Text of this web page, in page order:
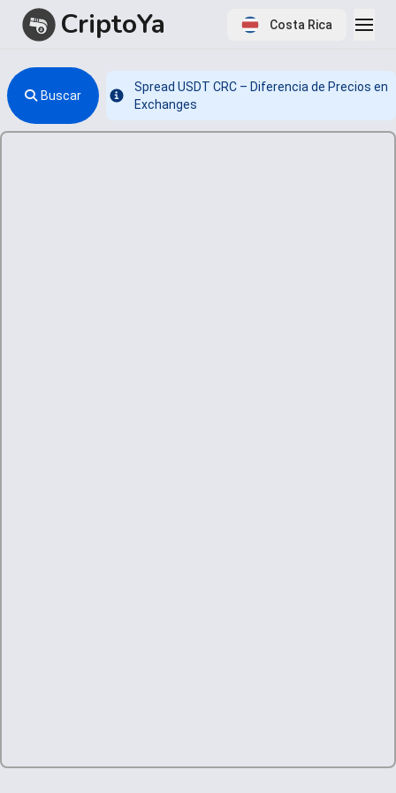
CriptoYa Costa Rica
Buscar
Info
Spread USDT CRC – Diferencia de Precios en
Exchanges